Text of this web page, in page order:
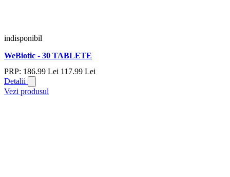
indisponibil
WeBiotic - 30 TABLETE
PRP: 186.99 Lei 117.99 Lei
Detalii
Vezi produsul